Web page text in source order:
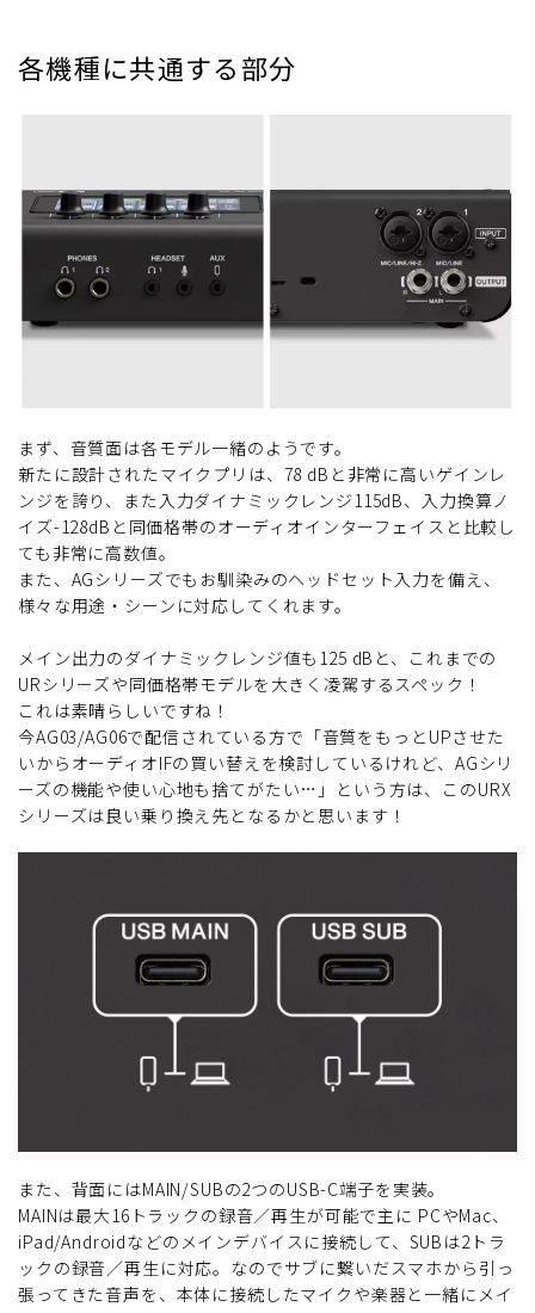
各機種に共通する部分
まず、音質面は各モデル一緒のようです。
新たに設計されたマイクプリは、78 dBと非常に高いゲインレ
ンジを誇り、また入力ダイナミックレンジ115dB、入力換算ノ
イズ-128dBと同価格帯のオーディオインターフェイスと比較し
ても非常に高数値。
また、AGシリーズでもお馴染みのヘッドセット入力を備え、
様々な用途・シーンに対応してくれます。
メイン出力のダイナミックレンジ値も125 dBと、これまでの
URシリーズや同価格帯モデルを大きく凌駕するスペック！
これは素晴らしいですね！
今AG03/AG06で配信されている方で「音質をもっとUPさせた
いからオーディオIFの買い替えを検討しているけれど、AGシリ
ーズの機能や使い心地も捨てがたい…」という方は、このURX
シリーズは良い乗り換え先となるかと思います！
また、背面にはMAIN/SUBの2つのUSB-C端子を実装。
MAINは最大16トラックの録音／再生が可能で主に PCやMac、
iPad/Androidなどのメインデバイスに接続して、SUBは2トラ
ックの録音／再生に対応。なのでサブに繋いだスマホから引っ
張ってきた音声を、本体に接続したマイクや楽器と一緒にメイ